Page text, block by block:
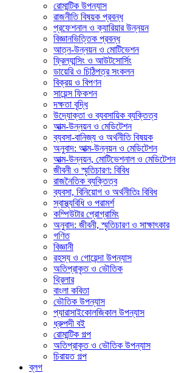
রোমান্টিক উপন্যাস
রাজনীতি বিষয়ক প্রবন্ধ
প্রফেশনাল ও ক্যারিয়ার উন্নয়ন
বিজ্ঞানভিত্তিক প্রবন্ধ
আত্ন-উন্নয়ন ও মোটিভেশন
ফ্রিল্যান্সিং ও আউটসোর্সিং
ডায়েরি ও চিঠিপত্র সংকলন
বিক্রয় ও বিপণন
সায়েন্স ফিকশন
দক্ষতা বৃদ্ধি
উদ্যোক্তা ও ব্যবসায়িক ব্যক্তিত্ব
আত্ম-উন্নয়ন ও মেডিটেশন
ব্যবসা-বানিজ্য ও অর্থনীতি বিষয়ক
অনুবাদ: আত্ম-উন্নয়ন ও মেডিটেশন
আত্ম-উন্নয়ন, মোটিভেশনাল ও মেডিটেশন
জীবনী ও স্মৃতিচারণ: বিবিধ
রাজনৈতিক ব্যক্তিত্ব
ব্যবসা, বিনিয়োগ ও অর্থনীতিঃ বিবিধ
স্বাস্থ্যবিধি ও পরামর্শ
কম্পিউটার প্রোগ্রামিং
অনুবাদ: জীবনী, স্মৃতিচারণ ও সাক্ষাৎকার
গণিত
বিজ্ঞানী
রহস্য ও গোয়েন্দা উপন্যাস
অতিপ্রাকৃত ও ভৌতিক
থ্রিলার
বাংলা কবিতা
ভৌতিক উপন্যাস
প্যারাসাইকোলজিকাল উপন্যাস
ধ্রুপদী বই
রোমান্টিক গল্প
অতিপ্রাকৃত ও ভৌতিক উপন্যাস
চিরায়ত গল্প
ব্লগ